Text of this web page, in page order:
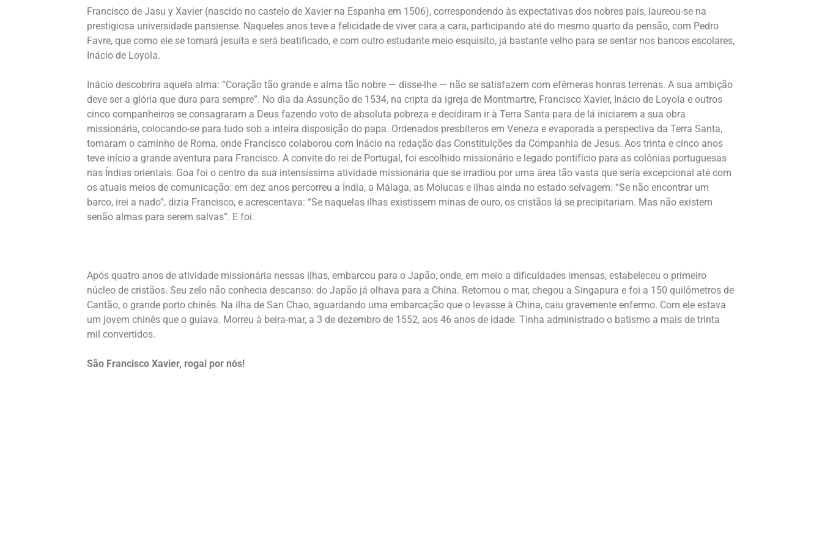
Francisco de Jasu y Xavier (nascido no castelo de Xavier na Espanha em 1506), correspondendo às expectativas dos nobres pais, laureou-se na
prestigiosa universidade parisiense. Naqueles anos teve a felicidade de viver cara a cara, participando até do mesmo quarto da pensão, com Pedro
Favre, que como ele se tornará jesuíta e será beatificado, e com outro estudante meio esquisito, já bastante velho para se sentar nos bancos escolares,
Inácio de Loyola.
Inácio descobrira aquela alma: “Coração tão grande e alma tão nobre — disse-lhe — não se satisfazem com efêmeras honras terrenas. A sua ambição
deve ser a glória que dura para sempre”. No dia da Assunção de 1534, na cripta da igreja de Montmartre, Francisco Xavier, Inácio de Loyola e outros
cinco companheiros se consagraram a Deus fazendo voto de absoluta pobreza e decidiram ir à Terra Santa para de lá iniciarem a sua obra
missionária, colocando-se para tudo sob a inteira disposição do papa. Ordenados presbíteros em Veneza e evaporada a perspectiva da Terra Santa,
tomaram o caminho de Roma, onde Francisco colaborou com Inácio na redação das Constituições da Companhia de Jesus. Aos trinta e cinco anos
teve início a grande aventura para Francisco. A convite do rei de Portugal, foi escolhido missionário e legado pontifício para as colônias portuguesas
nas Índias orientais. Goa foi o centro da sua intensíssima atividade missionária que se irradiou por uma área tão vasta que seria excepcional até com
os atuais meios de comunicação: em dez anos percorreu a Índia, a Málaga, as Molucas e ilhas ainda no estado selvagem: “Se não encontrar um
barco, irei a nado”, dizia Francisco, e acrescentava: “Se naquelas ilhas existissem minas de ouro, os cristãos lá se precipitariam. Mas não existem
senão almas para serem salvas”. E foi.
Após quatro anos de atividade missionária nessas ilhas, embarcou para o Japão, onde, em meio a dificuldades imensas, estabeleceu o primeiro
núcleo de cristãos. Seu zelo não conhecia descanso: do Japão já olhava para a China. Retomou o mar, chegou a Singapura e foi a 150 quilômetros de
Cantão, o grande porto chinês. Na ilha de San Chao, aguardando uma embarcação que o levasse à China, caiu gravemente enfermo. Com ele estava
um jovem chinês que o guiava. Morreu à beira-mar, a 3 de dezembro de 1552, aos 46 anos de idade. Tinha administrado o batismo a mais de trinta
mil convertidos.
São Francisco Xavier, rogai por nós!